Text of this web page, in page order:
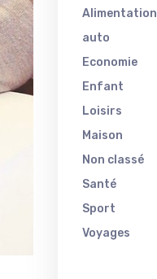
Alimentation
auto
Economie
Enfant
Loisirs
Maison
Non classé
Santé
Sport
Voyages